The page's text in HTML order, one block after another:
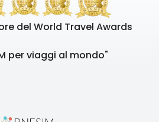
del World Travel Awards
per viaggi al mondo"